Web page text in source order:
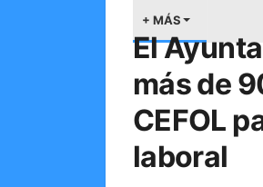
+ MÁS
El
más de
CEFOL
laboral